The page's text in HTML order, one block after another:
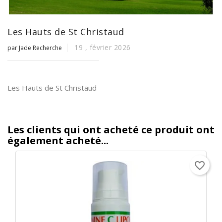
Les Hauts de St Christaud
par Jade Recherche 19 , février 2026
Les Hauts de St Christaud
Les clients qui ont acheté ce produit ont
également acheté...
favorite_border